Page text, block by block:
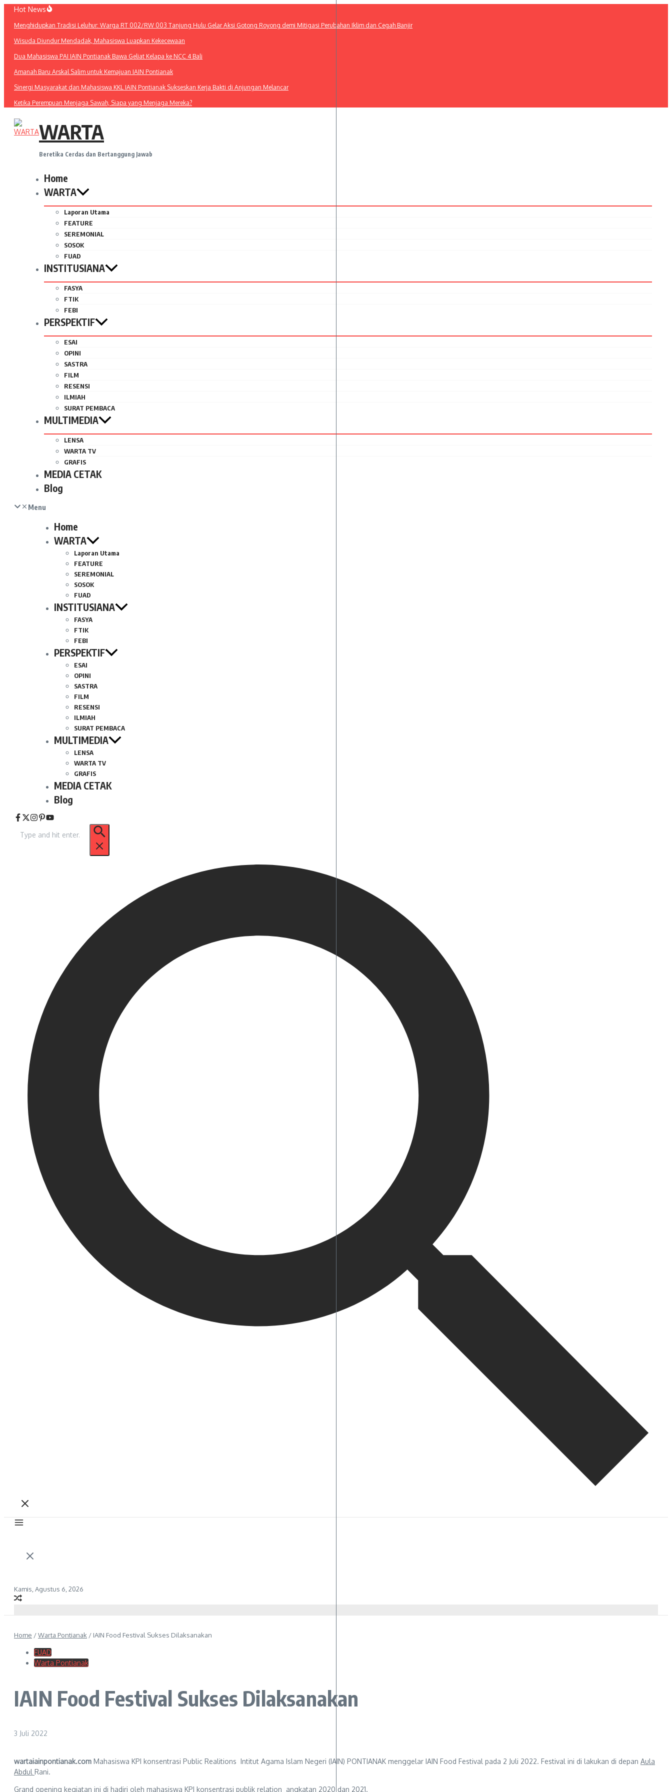
Lewati
konten
Hot News
Menghidupkan Tradisi Leluhur: Warga RT 002/RW 003 Tanjung Hulu Gelar Aksi Gotong Royong demi Mitigasi Perubahan Iklim dan Cegah Banjir
Wisuda Diundur Mendadak, Mahasiswa Luapkan Kekecewaan
Dua Mahasiswa PAI IAIN Pontianak Bawa Geliat Kelapa ke NCC 4 Bali
Amanah Baru Arskal Salim untuk Kemajuan IAIN Pontianak
Sinergi Masyarakat dan Mahasiswa KKL IAIN Pontianak Sukseskan Kerja Bakti di Anjungan Melancar
Ketika Perempuan Menjaga Sawah, Siapa yang Menjaga Mereka?
WARTA
Beretika Cerdas dan Bertanggung Jawab
Home
WARTA
Laporan Utama
FEATURE
SEREMONIAL
SOSOK
FUAD
INSTITUSIANA
FASYA
FTIK
FEBI
PERSPEKTIF
ESAI
OPINI
SASTRA
FILM
RESENSI
ILMIAH
SURAT PEMBACA
MULTIMEDIA
LENSA
WARTA TV
GRAFIS
MEDIA CETAK
Blog
Menu
Home
WARTA
Laporan Utama
FEATURE
SEREMONIAL
SOSOK
FUAD
INSTITUSIANA
FASYA
FTIK
FEBI
PERSPEKTIF
ESAI
OPINI
SASTRA
FILM
RESENSI
ILMIAH
SURAT PEMBACA
MULTIMEDIA
LENSA
WARTA TV
GRAFIS
MEDIA CETAK
Blog
untuk:
Kamis, Agustus 6, 2026
Home /Warta Pontianak / IAIN Food Festival Sukses Dilaksanakan
FUAD
Warta Pontianak
IAIN Food Festival Sukses Dilaksanakan
3 Juli 2022
wartaiainpontianak.com Mahasiswa KPI konsentrasi Public Realitions Intitut Agama Islam Negeri (IAIN) PONTIANAK menggelar IAIN Food Festival pada 2 Juli 2022. Festival ini di lakukan di depan Aula
Abdul Rani.
Grand opening kegiatan ini di hadiri oleh mahasiswa KPI konsentrasi publik relation angkatan 2020 dan 2021.